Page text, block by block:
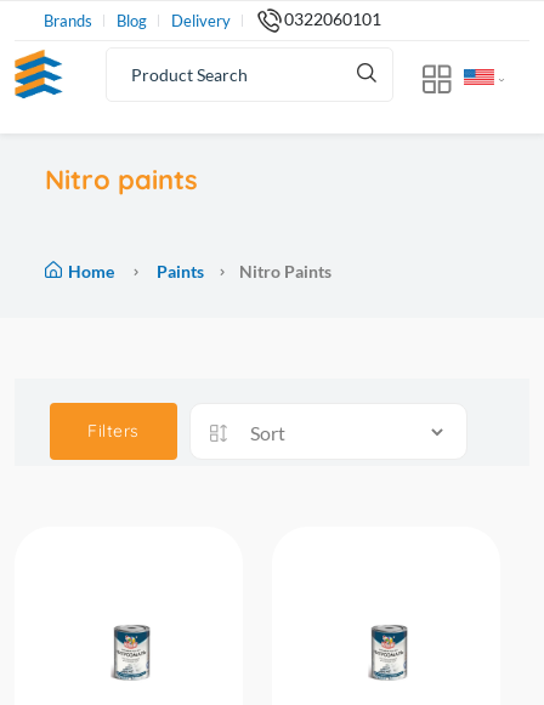
Brands Blog Delivery 0322060101
Nitro paints
Home Paints Nitro Paints
Filters